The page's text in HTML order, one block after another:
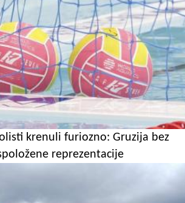
krenuli furiozno: Gruzija bez
reprezentacije